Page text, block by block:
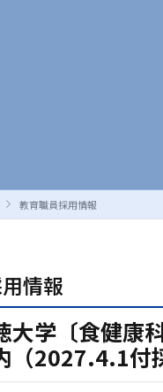
教育職員採用情報
情報
大学〔食健康
（2027.4.1付